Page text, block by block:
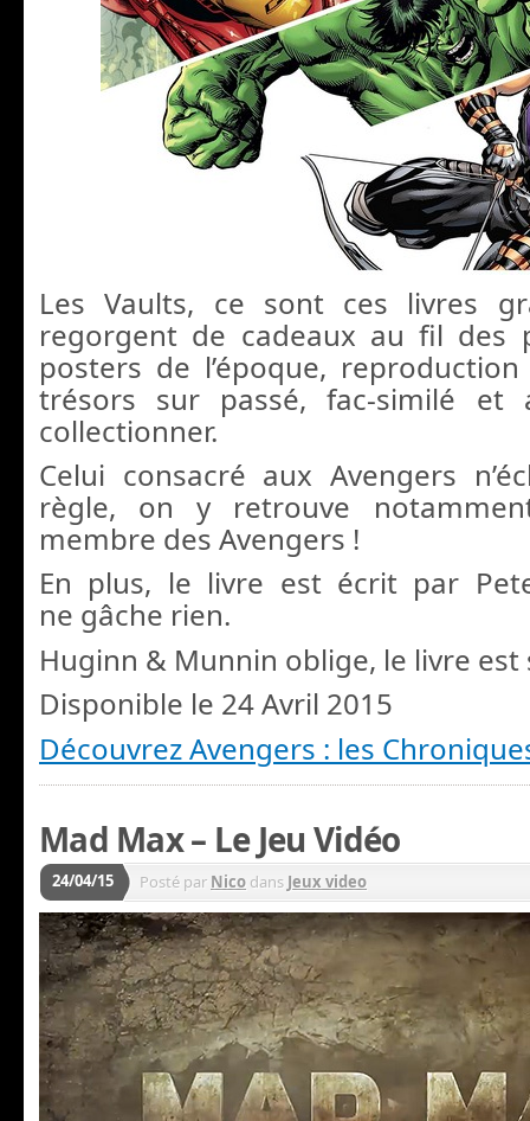
Les Vaults, ce sont ces livres
regorgent de cadeaux au fil des
posters de l’époque,
trésors sur passé, fac-similé et
collectionner.
Celui consacré aux Avengers
règle, on y retrouve
membre des Avengers !
En plus, le livre est écrit par
ne gâche rien.
Huginn & Munnin oblige, le livre est
Disponible le 24 Avril 2015
Découvrez Avengers : les
Mad Max – Le Jeu Vidéo
24/04/15 Posté par Nico dans Jeux video